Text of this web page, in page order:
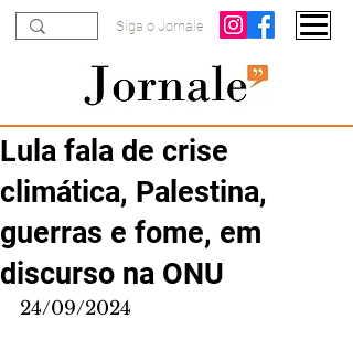
Siga o Jornale
Lula fala de crise
climática, Palestina,
guerras e fome, em
discurso na ONU
24/09/2024